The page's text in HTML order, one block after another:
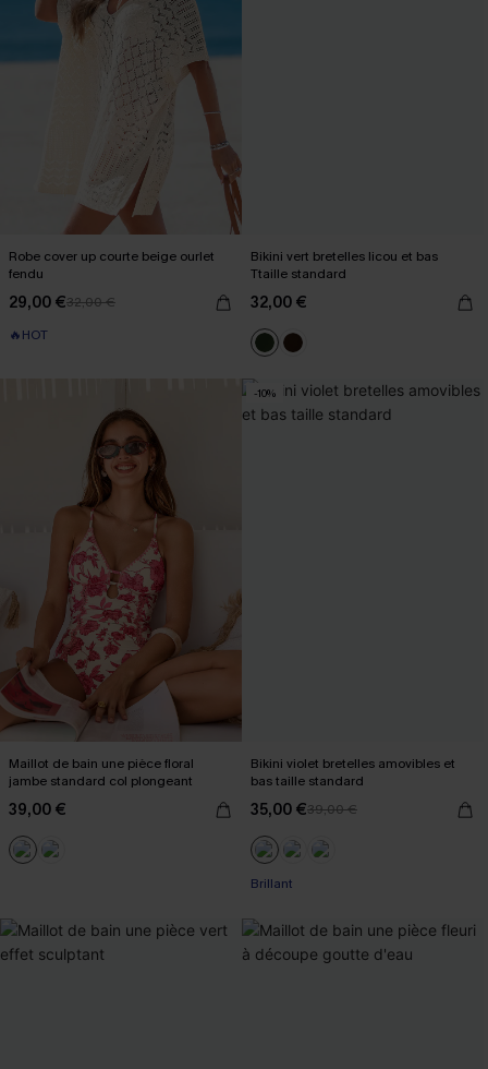
Robe cover up courte beige ourlet
fendu
29,00 €32,00 €
🔥HOT
Bikini vert bretelles licou et bas
Ttaille standard
32,00 €
Maillot de bain une pièce floral
jambe standard col plongeant
39,00 €
-10%
Bikini violet bretelles amovibles et
bas taille standard
35,00 €39,00 €
Brillant